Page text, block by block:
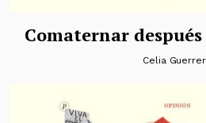
Comaternar
Celia